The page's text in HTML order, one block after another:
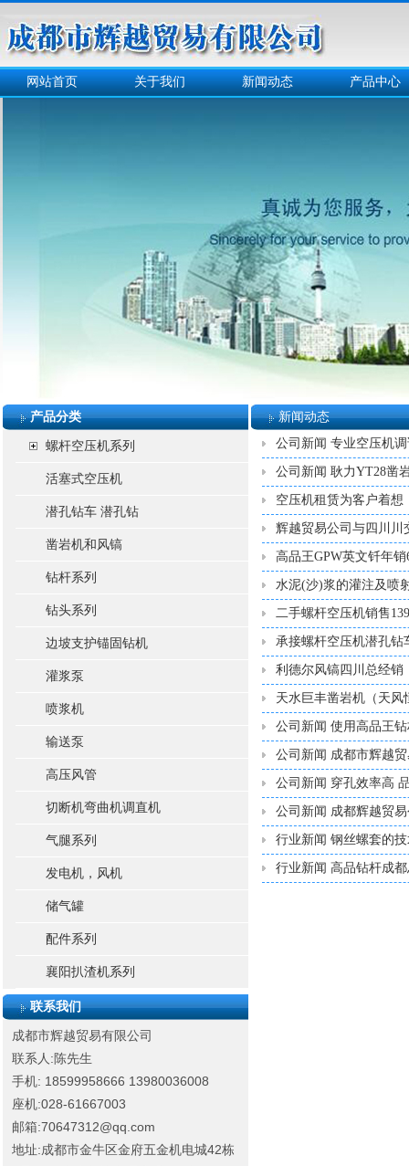
网站首页 关于我们 新闻动态 产品中心
产品分类
螺杆空压机系列
活塞式空压机
潜孔钻车 潜孔钻
凿岩机和风镐
钻杆系列
钻头系列
边坡支护锚固钻机
灌浆泵
喷浆机
输送泵
高压风管
切断机弯曲机调直机
气腿系列
发电机，风机
储气罐
配件系列
襄阳扒渣机系列
联系我们
成都市辉越贸易有限公司
联系人:陈先生
手机: 18599958666 13980036008
座机:028-61667003
邮箱:70647312@qq.com
地址:成都市金牛区金府五金机电城42栋
新闻动态
公司新闻 专业空压机
公司新闻 耿力YT28凿
空压机租赁为客户着想
辉越贸易公司与四川川
高品王GPW英文钎年
水泥(沙)浆的灌注及喷
二手螺杆空压机销售
承接螺杆空压机潜孔钻
利德尔风镐四川总经销
天水巨丰凿岩机（天风
公司新闻 使用高品王
公司新闻 成都市辉越
公司新闻 穿孔效率高
公司新闻 成都辉越贸
行业新闻 钢丝螺套的
行业新闻 高品钻杆成